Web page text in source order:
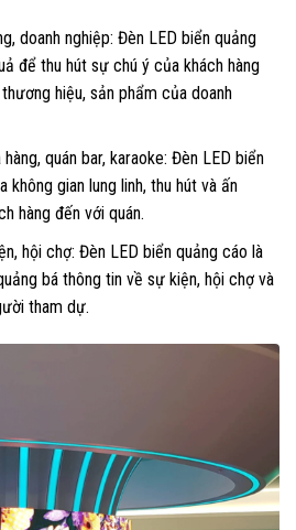
doanh nghiệp: Đèn LED biển quảng
để thu hút sự chú ý của khách hàng
hiệu, sản phẩm của doanh
quán bar, karaoke: Đèn LED biển
gian lung linh, thu hút và ấn
hàng đến với quán.
hội chợ: Đèn LED biển quảng cáo là
bá thông tin về sự kiện, hội chợ và
tham dự.